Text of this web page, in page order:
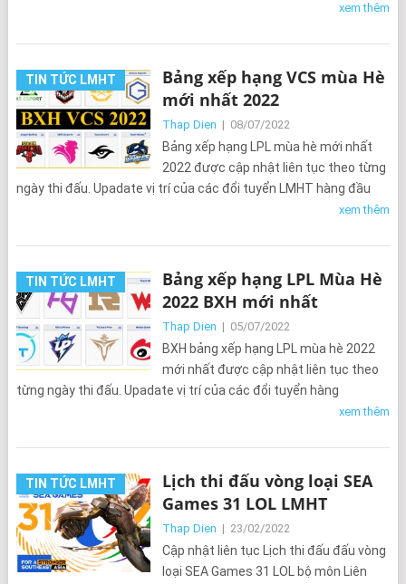
xem thêm
TIN TỨC LMHT
Bảng xếp hạng VCS mùa Hè
mới nhất 2022
Thap Dien | 08/07/2022
Bảng xếp hạng LPL mùa hè mới nhất
2022 được cập nhật liên tục theo từng
ngày thi đấu. Upadate vị trí của các đổi tuyển LMHT hàng đầu
xem thêm
TIN TỨC LMHT
Bảng xếp hạng LPL Mùa Hè
2022 BXH mới nhất
Thap Dien | 05/07/2022
BXH bảng xếp hạng LPL mùa hè 2022
mới nhất được cập nhật liên tục theo
từng ngày thi đấu. Upadate vị trí của các đổi tuyển hàng
xem thêm
TIN TỨC LMHT
Lịch thi đấu vòng loại SEA
Games 31 LOL LMHT
Thap Dien | 23/02/2022
Cập nhật liên tục Lịch thi đấu đấu vòng
loại SEA Games 31 LOL bộ môn Liên